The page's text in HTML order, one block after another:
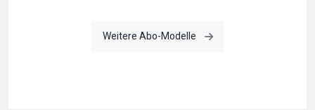
Weitere Abo-Modelle